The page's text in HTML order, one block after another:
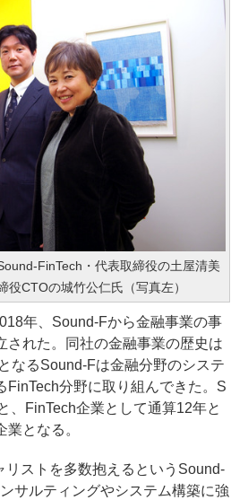
FinTech・代表取締役の土屋清美
役CTOの城竹公仁氏（写真左）
年、Sound-Fから金融事業の事
された。同社の金融事業の歴史は
なるSound-Fは金融分野のシステ
FinTech分野に取り組んできた。S
、FinTech企業として通算12年と
となる。
ストを多数抱えるというSound-
サルティングやシステム構築に強